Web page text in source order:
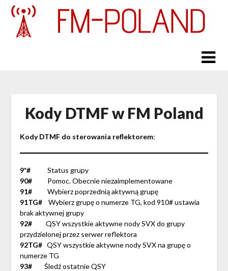
Skip
content
Kody DTMF w FM Poland
Kody DTMF do sterowania reflektorem:
9*#Status grupy
90#Pomoc. Obecnie niezaimplementowane
91#Wybierz poprzednią aktywną grupę
91TG#Wybierz grupę o numerze TG, kod 910# ustawia
brak aktywnej grupy
92#QSY wszystkie aktywne nody SVX do grupy
przydzielonej przez serwer reflektora
92TG#QSY wszystkie aktywne nody SVX na grupę o
numerze TG
93#Śledź ostatnie QSY